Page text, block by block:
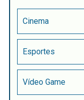
Cinema
Esportes
Vídeo Game